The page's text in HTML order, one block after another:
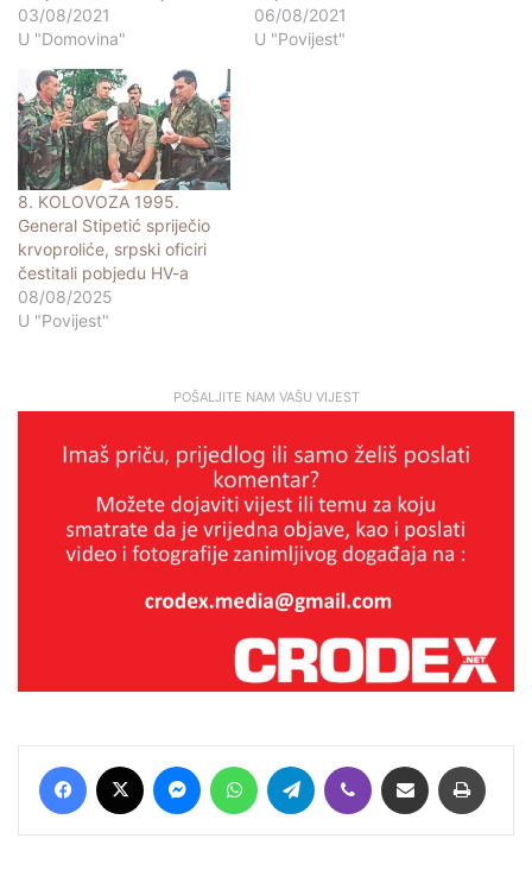
03/08/2021
U "Domovina"
06/08/2021
U "Povijest"
8. KOLOVOZA 1995.
General Stipetić spriječio
krvoproliće, srpski oficiri
čestitali pobjedu HV-a
08/08/2025
U "Povijest"
POŠALJITE NAM VAŠU VIJEST
Facebook MessengerWhatsAppTelegram Viber Podijeli putem E-maila